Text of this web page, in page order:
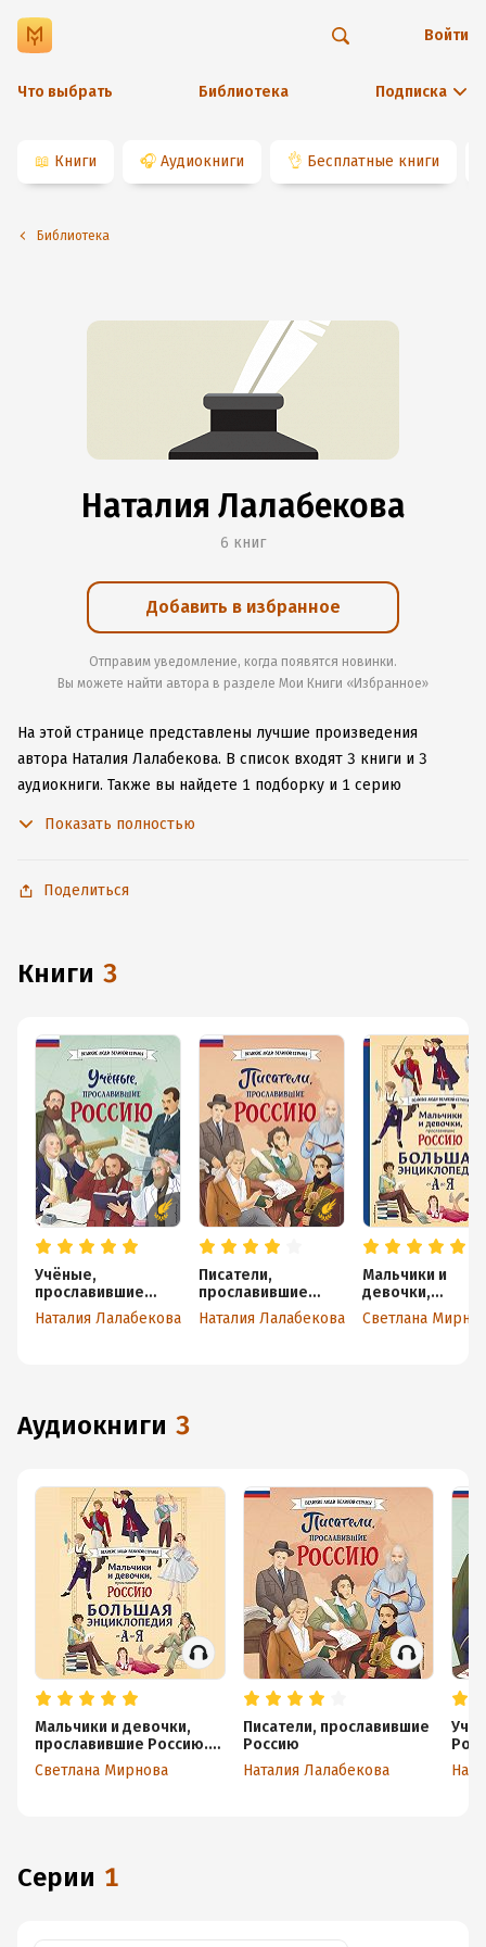
Что выбрать Библиотека Подписка
Войти
📖 Книги 🎧 Аудиокниги 👌 Бесплатные книги
Библиотека
Наталия Лалабекова
6 книг
Добавить в избранное
Отправим уведомление, когда появятся новинки.
Вы можете найти автора в разделе Мои Книги «Избранное»
На этой странице представлены лучшие произведения
автора Наталия Лалабекова. В список входят 3 книги и 3
аудиокниги. Также вы найдете 1 подборку и 1 серию
приложение для iOS или Android, чтобы не расставаться
Показать полностью
Поделиться
книги 3
Учёные,
прославившие
Россию
Наталия Лалабекова
Писатели,
прославившие
Россию
Наталия Лалабекова
Мальчики и
девочки,
прославившие
Россию.
Светлана
аудиокниги 3
Мальчики и девочки,
прославившие Россию.
Большая энциклопедия
от А до Я
Светлана Мирнова
Писатели, прославившие
Россию
Наталия Лалабекова
Серии 1